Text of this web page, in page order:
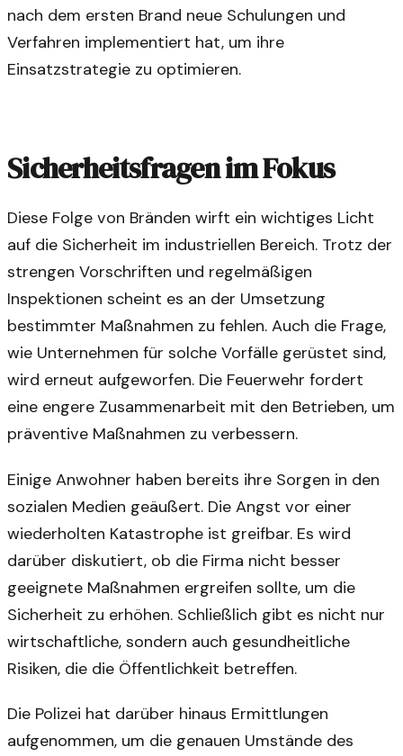
nach dem ersten Brand neue Schulungen und
Verfahren implementiert hat, um ihre
Einsatzstrategie zu optimieren.
Sicherheitsfragen im Fokus
Diese Folge von Bränden wirft ein wichtiges Licht
auf die Sicherheit im industriellen Bereich. Trotz der
strengen Vorschriften und regelmäßigen
Inspektionen scheint es an der Umsetzung
bestimmter Maßnahmen zu fehlen. Auch die Frage,
wie Unternehmen für solche Vorfälle gerüstet sind,
wird erneut aufgeworfen. Die Feuerwehr fordert
eine engere Zusammenarbeit mit den Betrieben, um
präventive Maßnahmen zu verbessern.
Einige Anwohner haben bereits ihre Sorgen in den
sozialen Medien geäußert. Die Angst vor einer
wiederholten Katastrophe ist greifbar. Es wird
darüber diskutiert, ob die Firma nicht besser
geeignete Maßnahmen ergreifen sollte, um die
Sicherheit zu erhöhen. Schließlich gibt es nicht nur
wirtschaftliche, sondern auch gesundheitliche
Risiken, die die Öffentlichkeit betreffen.
Die Polizei hat darüber hinaus Ermittlungen
aufgenommen, um die genauen Umstände des